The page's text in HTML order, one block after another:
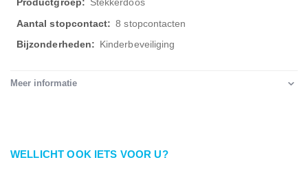
8 stopcontacten
Kinderbeveiliging
Meer informatie
WELLICHT OOK IETS VOOR U?